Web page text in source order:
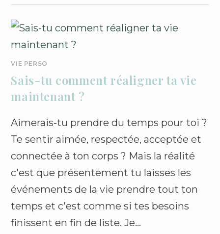
VIE PERSO
Sais-tu comment réaligner ta vie
maintenant ?
Aimerais-tu prendre du temps pour toi ?
Te sentir aimée, respectée, acceptée et
connectée à ton corps ? Mais la réalité
c'est que présentement tu laisses les
événements de la vie prendre tout ton
temps et c'est comme si tes besoins
finissent en fin de liste. Je…